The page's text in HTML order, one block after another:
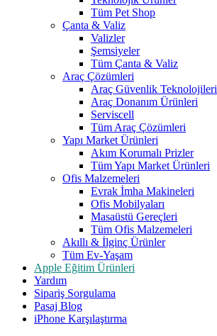
Tüm Pet Shop
Çanta & Valiz
Valizler
Şemsiyeler
Tüm Çanta & Valiz
Araç Çözümleri
Araç Güvenlik Teknolojileri
Araç Donanım Ürünleri
Serviscell
Tüm Araç Çözümleri
Yapı Market Ürünleri
Akım Korumalı Prizler
Tüm Yapı Market Ürünleri
Ofis Malzemeleri
Evrak İmha Makineleri
Ofis Mobilyaları
Masaüstü Gereçleri
Tüm Ofis Malzemeleri
Akıllı & İlginç Ürünler
Tüm Ev-Yaşam
Apple Eğitim Ürünleri
Yardım
Sipariş Sorgulama
Pasaj Blog
iPhone Karşılaştırma